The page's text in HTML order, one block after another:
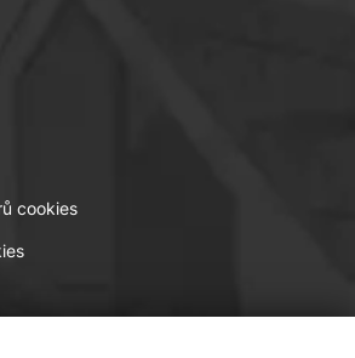
cookies